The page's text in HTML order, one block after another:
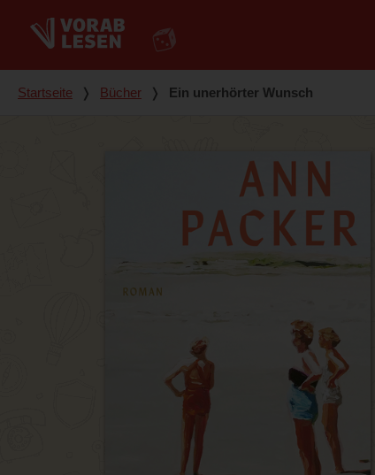
Du bist hier
Startseite ❭ Bücher ❭ Ein unerhörter Wunsch